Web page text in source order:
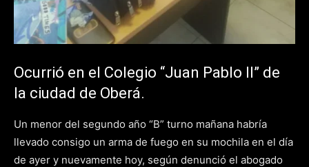
Ocurrió en el Colegio “Juan Pablo II” de
la ciudad de Oberá.
Un menor del segundo año “B” turno mañana habría
llevado consigo un arma de fuego en su mochila en el día
de ayer y nuevamente hoy, según denunció el abogado